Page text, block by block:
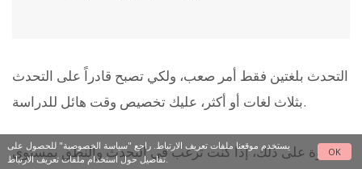
التحدث بلغتين فقط أمر صعب، ولكي تصبح قادراً على التحدث
بثلاث لغات أو أكثر، عليك تخصيص وقت هائل للدراسة.
علاوة على ذلك، إذا كنت ترغب في التحدث والنطق بمستوى
يستخدم موقعنا ملفات تعريف الارتباط. راجع "سياسة الخصوصية" للحصول على
تفاصيل حول استخدام ملفات تعريف الارتباط.
OK